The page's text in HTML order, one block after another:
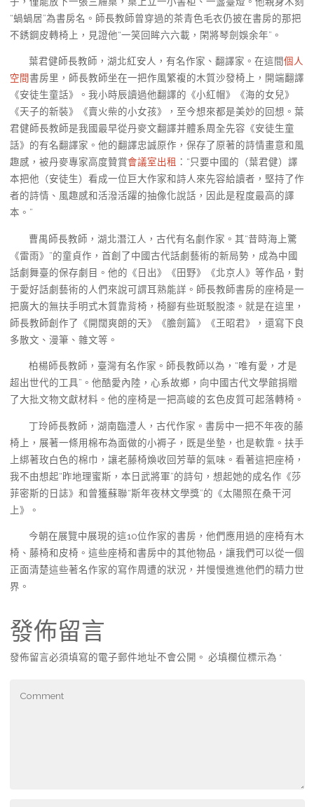
“蝸蝸居”為書房名。師長教師曾穿過的茶青色毛衣仍披在書房的那把
不銹鋼皮轉椅上，見證他“一笑回眸六六載，閑將琴劍娛余年”。
葉君健師長教師，湖北紅安人，有名作家、翻譯家。在這間個人
空間書房里，師長教師坐在一把作風繁複的木質沙發椅上，開端翻譯
《安徒生童話》。我小時辰讀過他翻譯的《小紅帽》《海的女兒》
《天子的新裝》《賣火柴的小女孩》，至今想來都是美妙的回想。葉
君健師長教師是我國最早從丹麥文翻譯并體系周全先容《安徒生童
話》的有名翻譯家。他的翻譯忠誠原作，保存了原著的詩情畫意和風
趣感，被丹麥專家高度贊賞會議室出租 ：“只要中國的（葉君健）譯
本把他（安徒生）看成一位巨大作家和詩人來先容給讀者，堅持了作
者的詩情、風趣感和活潑活躍的抽像化說話，因此是程度最高的譯
本。”
曹禺師長教師，湖北潛江人，古代有名劇作家。其“昔時海上驚
《雷雨》”的童貞作，首創了中國古代話劇藝術的新局勢，成為中國
話劇舞臺的保存劇目。他的《日出》《田野》《北京人》等作品，對
于愛好話劇藝術的人們來說可謂耳熟能詳。師長教師書房的座椅是一
把廣大的無扶手明式木質靠背椅，椅腳有些斑駁脫漆。就是在這里，
師長教師創作了《開闊爽朗的天》《膽劍篇》《王昭君》，還寫下良
多散文、漫筆、雜文等。
柏楊師長教師，臺灣有名作家。師長教師以為，“唯有愛，才是
超出世代的工具”。他酷愛內陸，心系故鄉，向中國古代文學館捐贈
了大批文物文獻材料。他的座椅是一把高峻的玄色皮質可起落轉椅。
丁玲師長教師，湖南臨澧人，古代作家。書房中一把不年夜的藤
椅上，展著一條用棉布為面做的小褥子，既是坐墊，也是軟靠。扶手
上綁著玫白色的棉巾，讓老藤椅煥收回芳華的氣味。看著這把座椅，
我不由想起“昨地理蜜斯，本日武將軍”的詩句，想起她的成名作《莎
菲密斯的日誌》和曾獲蘇聯“斯年夜林文學獎”的《太陽照在桑干河
上》。
今朝在展覽中展現的這10位作家的書房，他們應用過的座椅有木
椅、藤椅和皮椅。這些座椅和書房中的其他物品，讓我們可以從一個
正面清楚這些著名作家的寫作周遭的狀況，并慢慢進進他們的精力世
界。
發佈留言
發佈留言必須填寫的電子郵件地址不會公開。 必填欄位標示為 *